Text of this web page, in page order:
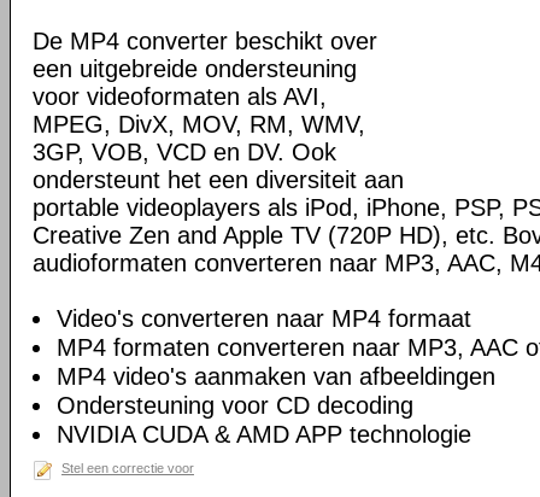
De MP4 converter beschikt over
een uitgebreide ondersteuning
voor videoformaten als AVI,
MPEG, DivX, MOV, RM, WMV,
3GP, VOB, VCD en DV. Ook
ondersteunt het een diversiteit aan
portable videoplayers als iPod, iPhone, PSP,
Creative Zen and Apple TV (720P HD), etc.
audioformaten converteren naar MP3, AAC,
Video's converteren naar MP4 formaat
MP4 formaten converteren naar MP3, AAC
MP4 video's aanmaken van afbeeldingen
Ondersteuning voor CD decoding
NVIDIA CUDA & AMD APP technologie
Stel een correctie voor